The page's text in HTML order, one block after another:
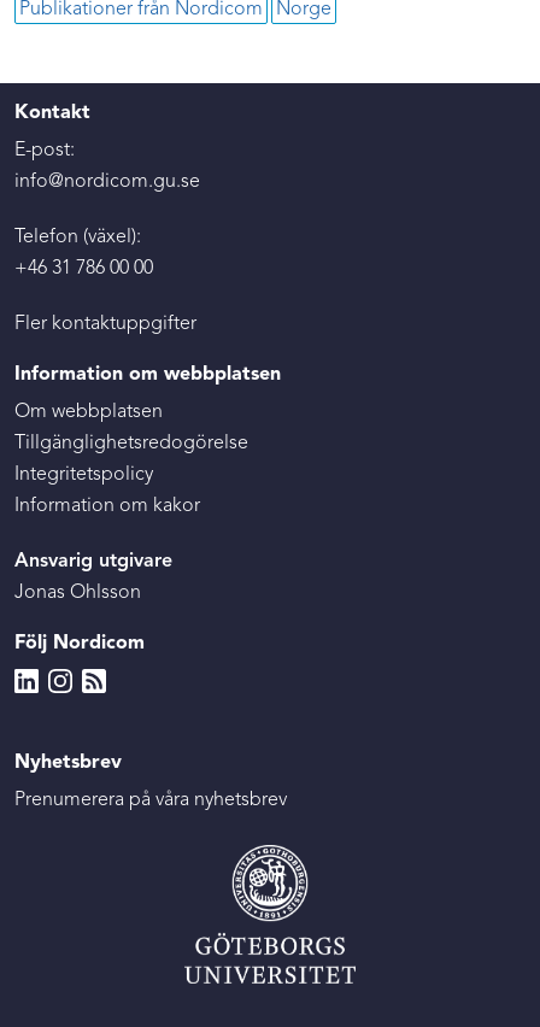
Publikationer från Nordicom
Norge
Kontakt
E-post:
info@nordicom.gu.se
Telefon (växel):
+46 31 786 00 00
Fler kontaktuppgifter
Information om webbplatsen
Om webbplatsen
Tillgänglighetsredogörelse
Integritetspolicy
Information om kakor
Ansvarig utgivare
Jonas Ohlsson
Följ Nordicom
Nyhetsbrev
Prenumerera på våra nyhetsbrev